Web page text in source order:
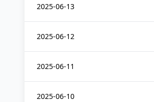
2025-06-13
2025-06-12
2025-06-11
2025-06-10